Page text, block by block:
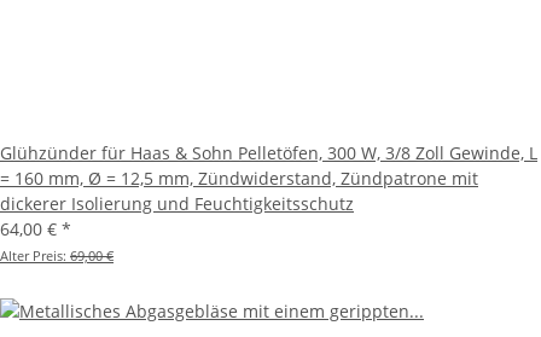
Glühzünder für Haas & Sohn Pelletöfen, 300 W, 3/8 Zoll Gewinde, L
= 160 mm, Ø = 12,5 mm, Zündwiderstand, Zündpatrone mit
dickerer Isolierung und Feuchtigkeitsschutz
64,00 € *
Alter Preis: 69,00 €